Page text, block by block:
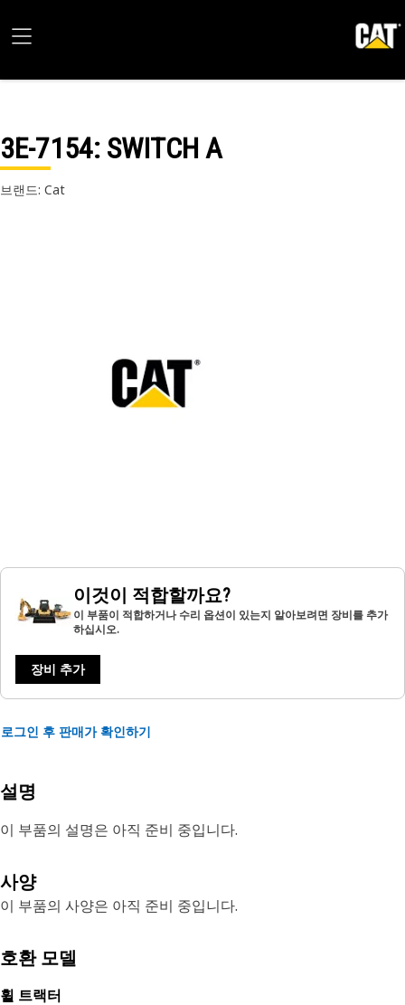
3E-7154: SWITCH A
브랜드: Cat
이것이 적합할까요?
이 부품이 적합하거나 수리 옵션이 있는지 알아보려면 장비를 추가
하십시오.
장비 추가
로그인 후 판매가 확인하기
설명
이 부품의 설명은 아직 준비 중입니다.
사양
이 부품의 사양은 아직 준비 중입니다.
호환 모델
휠 트랙터